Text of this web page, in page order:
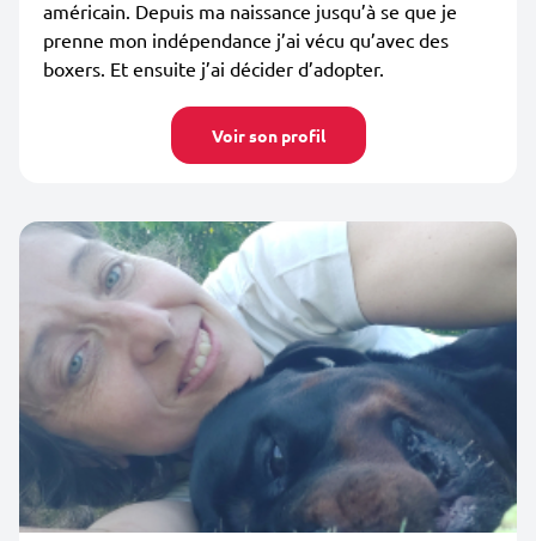
américain. Depuis ma naissance jusqu’à se que je
prenne mon indépendance j’ai vécu qu’avec des
boxers. Et ensuite j’ai décider d’adopter.
Voir son profil